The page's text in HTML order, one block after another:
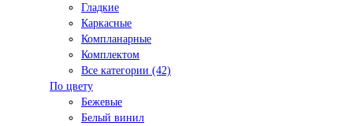
Гладкие
Каркасные
Компланарные
Комплектом
Все категории (42)
По цвету
Бежевые
Белый винил